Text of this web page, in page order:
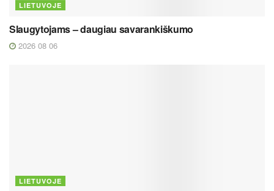
LIETUVOJE
Slaugytojams – daugiau savarankiškumo
2026 08 06
LIETUVOJE